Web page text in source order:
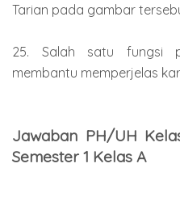
Tarian pada gambar
25. Salah satu fungsi
membantu memperjelas
Jawaban PH/UH
Semester 1 Kelas A